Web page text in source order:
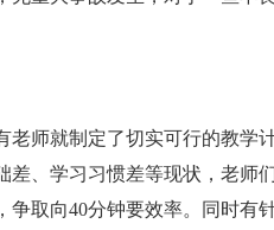
师就制定了切实可行的教学
、学习习惯差等现状，老师
取向40分钟要效率。同时有